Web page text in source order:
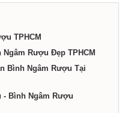
TPHCM
Rượu Đẹp TPHCM
Bình Ngâm Rượu Tại
- Bình Ngâm Rượu